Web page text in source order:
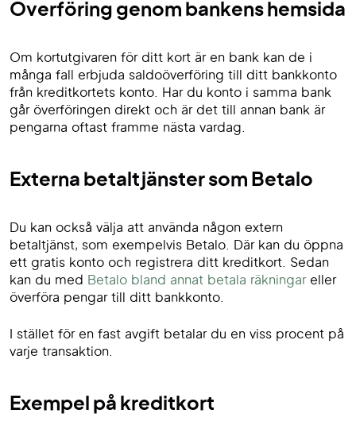
Överföring genom bankens hemsida
Om kortutgivaren för ditt kort är en bank kan de i
många fall erbjuda saldoöverföring till ditt bankkonto
från kreditkortets konto. Har du konto i samma bank
går överföringen direkt och är det till annan bank är
pengarna oftast framme nästa vardag.
Externa betaltjänster som Betalo
Du kan också välja att använda någon extern
betaltjänst, som exempelvis Betalo. Där kan du öppna
ett gratis konto och registrera ditt kreditkort. Sedan
kan du med Betalo bland annat betala räkningareller
överföra pengar till ditt bankkonto.
I stället för en fast avgift betalar du en viss procent på
varje transaktion.
Exempel på kreditkort